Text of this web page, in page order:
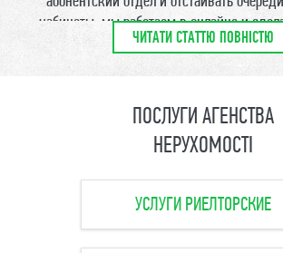
кабинеты, мы работаем в онлайне и
У нас возможен монтаж бытового
на сварке!
*Цена одного нового газового
работами составляет от 3800 грн. до
зависимости от прибора
**Стоимость проектной документации для
газовой плитой (без дополнительного газ.
Выполняем работы по установке и (или)
ЧИТАТИ СТАТТЮ ПОВНІСТЮ
ПОСЛУГИ АГЕНСТВА
НЕРУХОМОСТІ
УСЛУГИ РИЕЛТОРСКИЕ